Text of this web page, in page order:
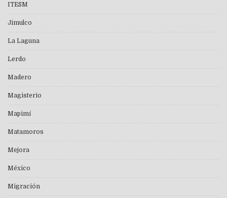
ITESM
Jimulco
La Laguna
Lerdo
Madero
Magisterio
Mapimí
Matamoros
Mejora
México
Migración